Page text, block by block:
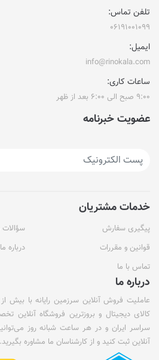
تلفن تماس:
۰۶۱۹۱۰۰۱۰۹۹
ایمیل:
info@rinokala.com
ساعات کاری:
۹:۰۰ صبح الی ۶:۰۰ بعد از ظهر
عضویت خبرنامه
خدمات مشتریان
پیگیری سفارش
سؤالات
قوانین و مقررات
درباره ما
تماس با ما
درباره ما
عاملیت فروش آنلاین سرزمین رایانه با بیش
کالای دیجیتال و بروزترین فروشگاه
سراسر ایران و در هر ساعت شبانه روز
آنلاین ثبت کنید و از کارشناسان ما مشاوره بگیرید.